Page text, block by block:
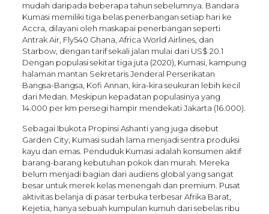
mudah daripada beberapa tahun sebelumnya. Bandara
Kumasi memiliki tiga belas penerbangan setiap hari ke
Accra, dilayani oleh maskapai penerbangan seperti
Antrak Air, Fly540 Ghana, Africa World Airlines, dan
Starbow, dengan tarif sekali jalan mulai dari US$ 20.1
Dengan populasi sekitar tiga juta (2020), Kumasi, kampung
halaman mantan Sekretaris Jenderal Perserikatan
Bangsa-Bangsa, Kofi Annan, kira-kira seukuran lebih kecil
dari Medan. Meskipun kepadatan populasinya yang
14.000 per km persegi hampir mendekati Jakarta (16.000).
Sebagai Ibukota Propinsi Ashanti yang juga disebut
Garden City, Kumasi sudah lama menjadi sentra produksi
kayu dan emas. Penduduk Kumasi adalah konsumen aktif
barang-barang kebutuhan pokok dan murah. Mereka
belum menjadi bagian dari audiens global yang sangat
besar untuk merek kelas menengah dan premium. Pusat
aktivitas belanja di pasar terbuka terbesar Afrika Barat,
Kejetia, hanya sebuah kumpulan kumuh dari sebelas ribu